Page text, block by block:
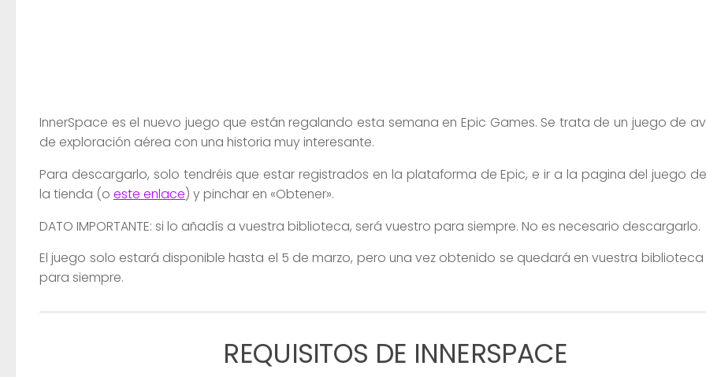
InnerSpace es el nuevo juego que están regalando esta semana en Epic Games. Se trata de un juego de
de exploración aérea con una historia muy interesante.
Para descargarlo, solo tendréis que estar registrados en la plataforma de Epic, e ir a la pagina del juego
la tienda (o este enlace) y pinchar en «Obtener».
DATO IMPORTANTE: si lo añadís a vuestra biblioteca, será vuestro para siempre. No es necesario descargarlo.
El juego solo estará disponible hasta el 5 de marzo, pero una vez obtenido se quedará en vuestra biblioteca
para siempre.
REQUISITOS DE INNERSPACE